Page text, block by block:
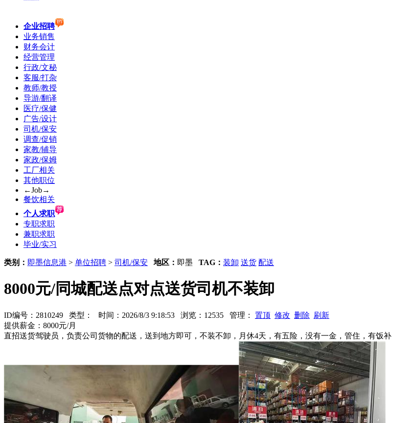
企业招聘
业务销售
财务会计
经营管理
行政/文秘
客服/打杂
教师/教授
导游/翻译
医疗/保健
广告/设计
司机/保安
调查/促销
家教/辅导
家政/保姆
工厂相关
其他职位
←Job→
餐饮相关
个人求职
专职求职
兼职求职
毕业/实习
类别： 即墨信息港 > 单位招聘 > 司机/保安 地区： 即墨 TAG： 装卸 送货 配送
8000元/同城配送点对点送货司机不装卸
ID编号：2810249 类型： 时间：2026/8/3 9:18:53 浏览：12535 管理： 置顶 修改 删除 刷新
提供薪金：8000元/月
直招送货驾驶员，负责公司货物的配送，送到地方即可，不装不卸，月休4天，有五险，没有一金，管住，有饭补